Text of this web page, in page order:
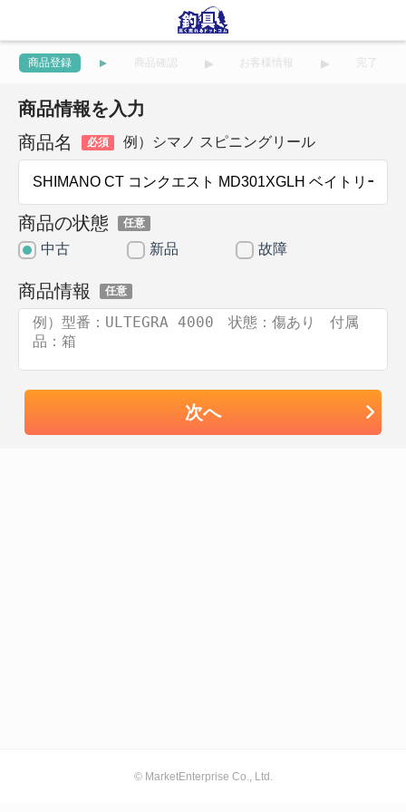
商品登録 商品確認 お客様情報 完了
商品情報を入力
商品名
必須 例）シマノ スピニングリール
商品の状態 任意
中古 新品 故障
商品情報 任意
次へ
© MarketEnterprise Co., Ltd.